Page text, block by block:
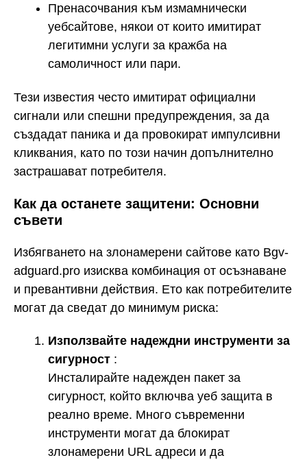
Пренасочвания към измамнически
уебсайтове, някои от които имитират
легитимни услуги за кражба на
самоличност или пари.
Тези известия често имитират официални
сигнали или спешни предупреждения, за да
създадат паника и да провокират импулсивни
кликвания, като по този начин допълнително
застрашават потребителя.
Как да останете защитени: Основни
съвети
Избягването на злонамерени сайтове като Bgv-
adguard.pro изисква комбинация от осъзнаване
и превантивни действия. Ето как потребителите
могат да сведат до минимум риска:
Използвайте надеждни инструменти за
сигурност :
Инсталирайте надежден пакет за
сигурност, който включва уеб защита в
реално време. Много съвременни
инструменти могат да блокират
злонамерени URL адреси и да